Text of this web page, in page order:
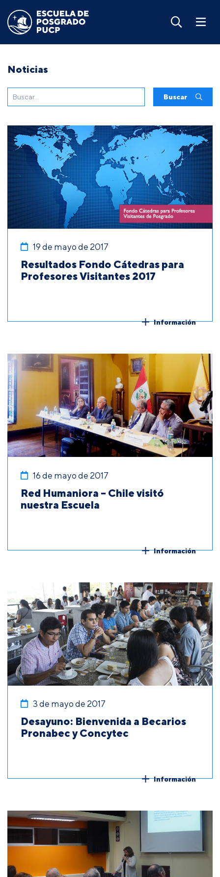
Noticias
Buscar
19 de mayo de 2017
Resultados Fondo Cátedras para
Profesores Visitantes 2017
Información
16 de mayo de 2017
Red Humaniora – Chile visitó
nuestra Escuela
Información
3 de mayo de 2017
Desayuno: Bienvenida a Becarios
Pronabec y Concytec
Información